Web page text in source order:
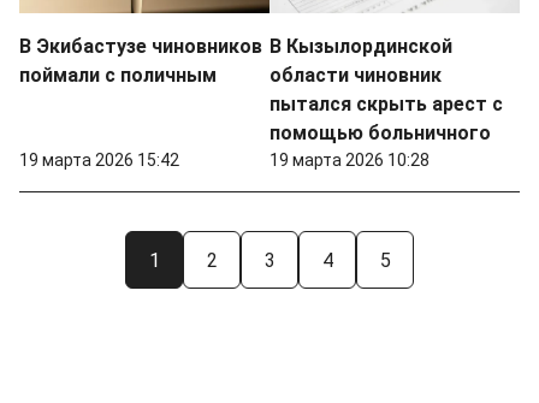
В Экибастузе чиновников
поймали с поличным
19 марта 2026 15:42
В Кызылординской
области чиновник
пытался скрыть арест с
помощью больничного
19 марта 2026 10:28
1 2 3 4 5